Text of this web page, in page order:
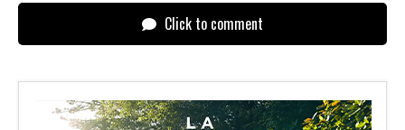
Click to comment